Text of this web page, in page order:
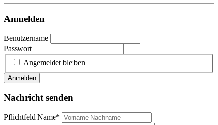
Anmelden
Benutzername
Passwort
Angemeldet bleiben
Anmelden
Nachricht senden
Pflichtfeld Name*